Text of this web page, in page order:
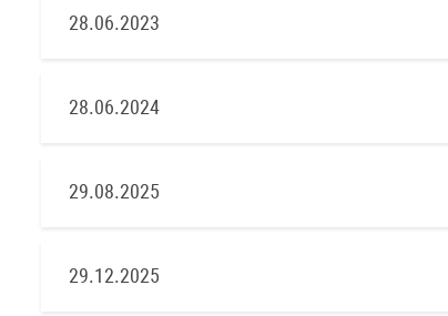
28.06.2023
28.06.2024
29.08.2025
29.12.2025